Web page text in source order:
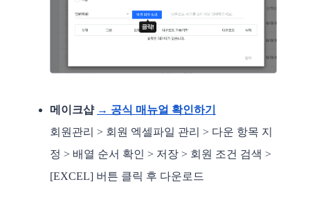
메이크샵 → 공식 매뉴얼 확인하기
회원관리 > 회원 엑셀파일 관리 > 다운 항목 지
정 > 배열 순서 확인 > 저장 > 회원 조건 검색 >
[EXCEL] 버튼 클릭 후 다운로드